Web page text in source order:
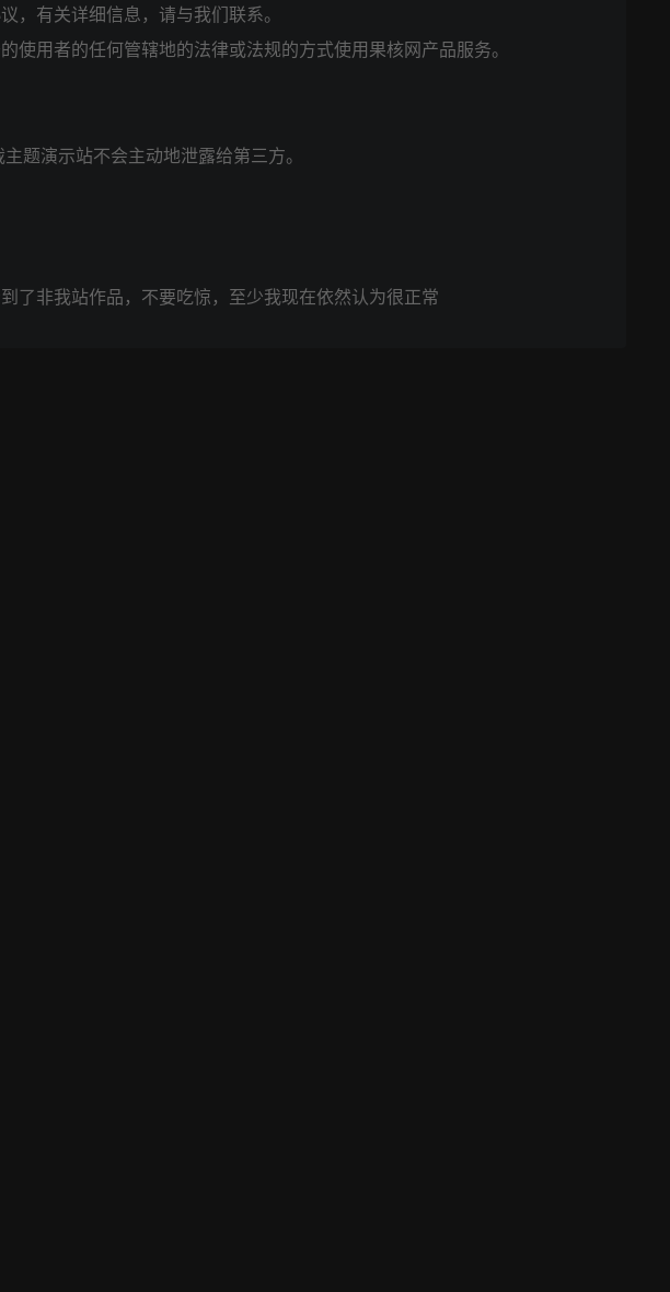
，有关详细信息，请与我们联系。
用者的任何管辖地的法律或法规的方式使用果核网产品服务。
题演示站不会主动地泄露给第三方。
了非我站作品，不要吃惊，至少我现在依然认为很正常